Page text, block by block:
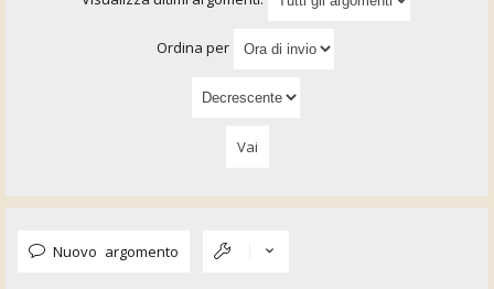
Ordina per
Nuovo argomento